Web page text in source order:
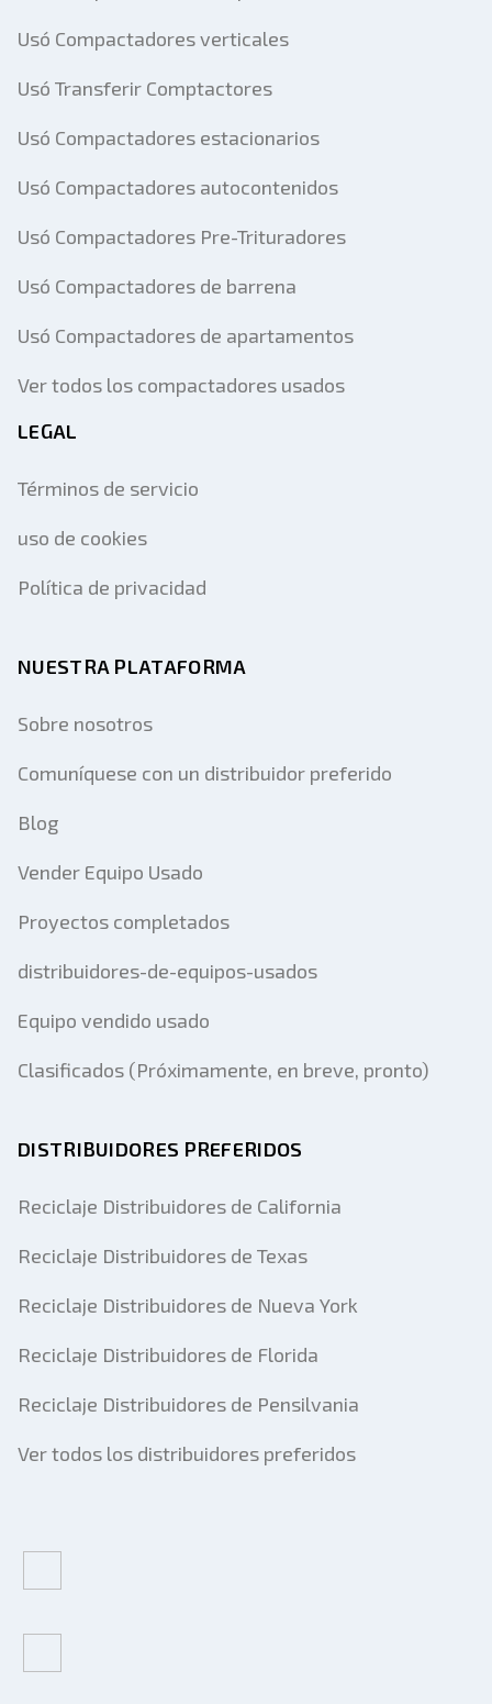
Usó Compactadores verticales
Usó Transferir Comptactores
Usó Compactadores estacionarios
Usó Compactadores autocontenidos
Usó Compactadores Pre-Trituradores
Usó Compactadores de barrena
Usó Compactadores de apartamentos
Ver todos los compactadores usados
LEGAL
Términos de servicio
uso de cookies
Política de privacidad
NUESTRA PLATAFORMA
Sobre nosotros
Comuníquese con un distribuidor preferido
Blog
Vender Equipo Usado
Proyectos completados
distribuidores-de-equipos-usados
Equipo vendido usado
Clasificados (Próximamente, en breve, pronto)
DISTRIBUIDORES PREFERIDOS
Reciclaje Distribuidores de California
Reciclaje Distribuidores de Texas
Reciclaje Distribuidores de Nueva York
Reciclaje Distribuidores de Florida
Reciclaje Distribuidores de Pensilvania
Ver todos los distribuidores preferidos